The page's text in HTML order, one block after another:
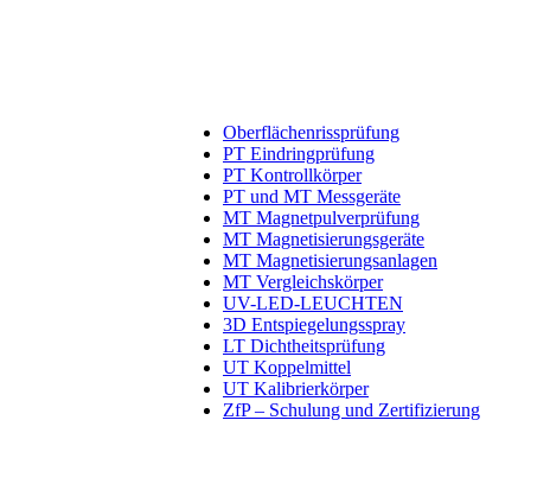
Oberflächen­rissprüfung
PT Eindringprüfung
PT Kontrollkörper
PT und MT Messgeräte
MT Magnetpulverprüfung
MT Magnetisierungsgeräte
MT Magnetisierungsanlagen
MT Vergleichskörper
UV-LED-LEUCHTEN
3D Entspiegelungsspray
LT Dichtheitsprüfung
UT Koppelmittel
UT Kalibrierkörper
ZfP – Schulung und Zertifizierung